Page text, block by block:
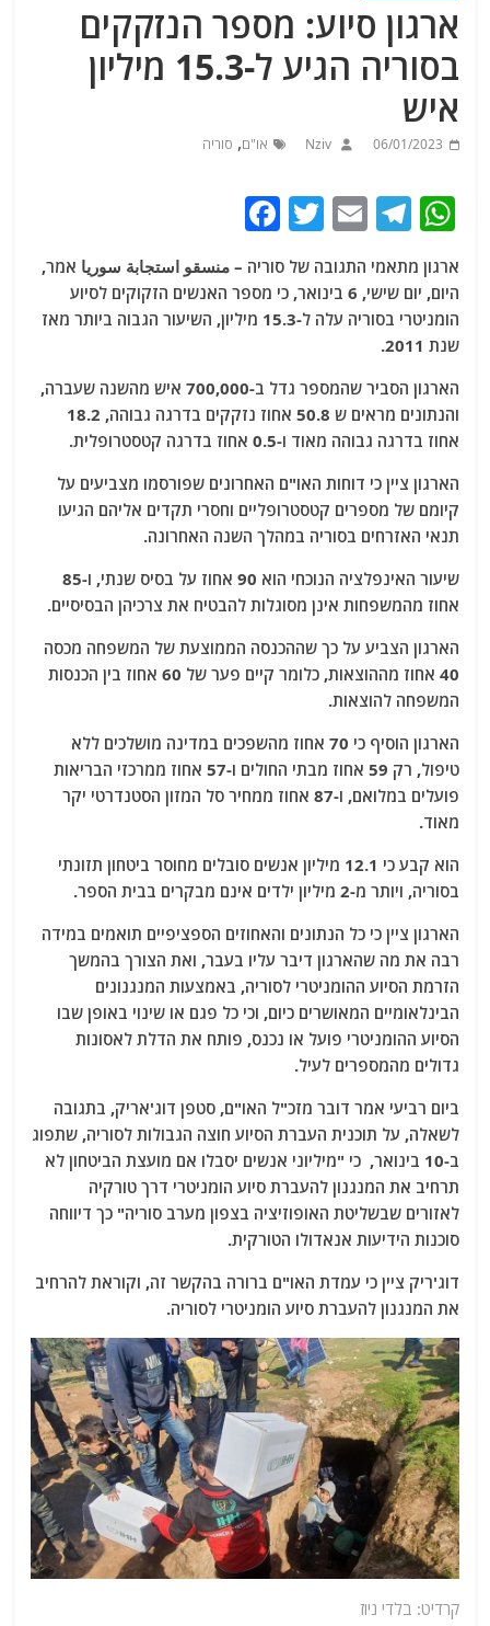
ארגון סיוע: מספר הנזקקים
בסוריה הגיע ל-15.3 מיליון
איש
06/01/2023
Nziv או"ם, סוריה
W
at
s
A
p
p
T
e
g
m
E
ai
l
T
itt
er
c
e
o
o
k
ארגון מתאמי התגובה של סוריה – منسقو استجابة سوريا אמר,
היום, יום שישי, 6 בינואר, כי מספר האנשים הזקוקים לסיוע
הומניטרי בסוריה עלה ל-15.3 מיליון, השיעור הגבוה ביותר מאז
שנת 2011.
הארגון הסביר שהמספר גדל ב-700,000 איש מהשנה שעברה,
והנתונים מראים ש 50.8 אחוז נזקקים בדרגה גבוהה, 18.2
אחוז בדרגה גבוהה מאוד ו-0.5 אחוז בדרגה קטסטרופלית.
הארגון ציין כי דוחות האו"ם האחרונים שפורסמו מצביעים על
קיומם של מספרים קטסטרופליים וחסרי תקדים אליהם הגיעו
תנאי האזרחים בסוריה במהלך השנה האחרונה.
שיעור האינפלציה הנוכחי הוא 90 אחוז על בסיס שנתי, ו-85
אחוז מהמשפחות אינן מסוגלות להבטיח את צרכיהן הבסיסיים.
הארגון הצביע על כך שההכנסה הממוצעת של המשפחה מכסה
40 אחוז מההוצאות, כלומר קיים פער של 60 אחוז בין הכנסות
המשפחה להוצאות.
הארגון הוסיף כי 70 אחוז מהשפכים במדינה מושלכים ללא
טיפול, רק 59 אחוז מבתי החולים ו-57 אחוז ממרכזי הבריאות
פועלים במלואם, ו-87 אחוז ממחיר סל המזון הסטנדרטי יקר
מאוד.
הוא קבע כי 12.1 מיליון אנשים סובלים מחוסר ביטחון תזונתי
בסוריה, ויותר מ-2 מיליון ילדים אינם מבקרים בבית הספר.
הארגון ציין כי כל הנתונים והאחוזים הספציפיים תואמים במידה
רבה את מה שהארגון דיבר עליו בעבר, ואת הצורך בהמשך
הזרמת הסיוע ההומניטרי לסוריה, באמצעות המנגנונים
הבינלאומיים המאושרים כיום, וכי כל פגם או שינוי באופן שבו
הסיוע ההומניטרי פועל או נכנס, פותח את הדלת לאסונות
גדולים מהמספרים לעיל.
ביום רביעי אמר דובר מזכ"ל האו"ם, סטפן דוג'אריק, בתגובה
לשאלה, על תוכנית העברת הסיוע חוצה הגבולות לסוריה, שתפוג
ב-10 בינואר, כי "מיליוני אנשים יסבלו אם מועצת הביטחון לא
תרחיב את המנגנון להעברת סיוע הומניטרי דרך טורקיה
לאזורים שבשליטת האופוזיציה בצפון מערב סוריה" כך דיווחה
סוכנות הידיעות אנאדולו הטורקית.
דוג'ריק ציין כי עמדת האו"ם ברורה בהקשר זה, וקוראת להרחיב
את המנגנון להעברת סיוע הומניטרי לסוריה.
קרדיט: בלדי ניוז